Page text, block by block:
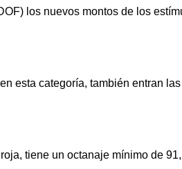
los nuevos montos de los
esta categoría, también entran
tiene un octanaje mínimo de